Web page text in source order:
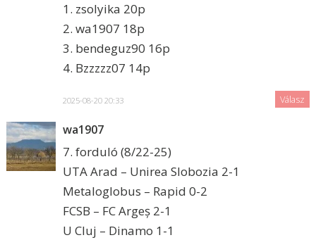
1. zsolyika 20p
2. wa1907 18p
3. bendeguz90 16p
4. Bzzzzz07 14p
2025-08-20 20:33 Válasz
wa1907
7. forduló (8/22-25)
UTA Arad – Unirea Slobozia 2-1
Metaloglobus – Rapid 0-2
FCSB – FC Argeș 2-1
U Cluj – Dinamo 1-1